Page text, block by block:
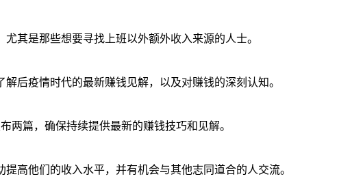
其是那些想要寻找上班以外额外收入来源的人士。
后疫情时代的最新赚钱见解，以及对赚钱的深刻认知。
两篇，确保持续提供最新的赚钱技巧和见解。
高他们的收入水平，并有机会与其他志同道合的人交流。